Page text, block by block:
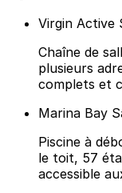
Virgin Active
Chaîne de
plusieurs
complets et
Marina Bay
Piscine à
le toit, 57
accessible